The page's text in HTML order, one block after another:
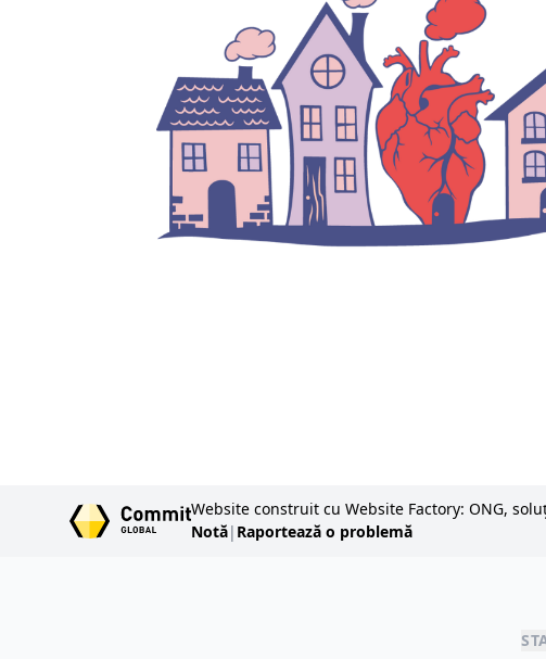
Website construit cu Website Factory: ONG,
Notă| Raportează o problemă